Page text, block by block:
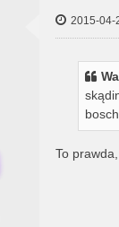
2015-04-
To